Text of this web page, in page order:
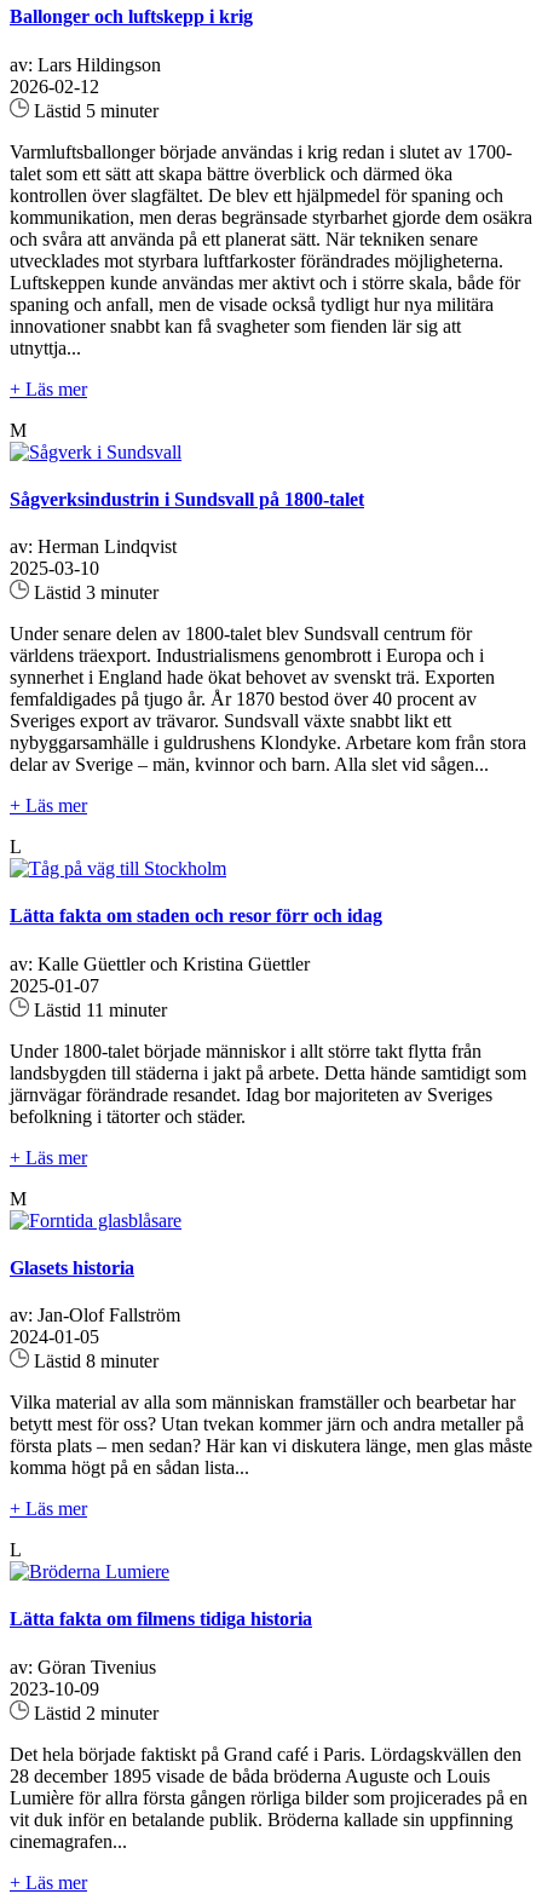
Ballonger och luftskepp i krig
av: Lars Hildingson
2026-02-12
Lästid 5 minuter
Varmluftsballonger började användas i krig redan i slutet av 1700-
talet som ett sätt att skapa bättre överblick och därmed öka
kontrollen över slagfältet. De blev ett hjälpmedel för spaning och
kommunikation, men deras begränsade styrbarhet gjorde dem osäkra
och svåra att använda på ett planerat sätt. När tekniken senare
utvecklades mot styrbara luftfarkoster förändrades möjligheterna.
Luftskeppen kunde användas mer aktivt och i större skala, både för
spaning och anfall, men de visade också tydligt hur nya militära
innovationer snabbt kan få svagheter som fienden lär sig att
utnyttja...
+ Läs mer
M
Sågverksindustrin i Sundsvall på 1800-talet
av: Herman Lindqvist
2025-03-10
Lästid 3 minuter
Under senare delen av 1800-talet blev Sundsvall centrum för
världens träexport. Industrialismens genombrott i Europa och i
synnerhet i England hade ökat behovet av svenskt trä. Exporten
femfaldigades på tjugo år. År 1870 bestod över 40 procent av
Sveriges export av trävaror. Sundsvall växte snabbt likt ett
nybyggarsamhälle i guldrushens Klondyke. Arbetare kom från stora
delar av Sverige – män, kvinnor och barn. Alla slet vid sågen...
+ Läs mer
L
Lätta fakta om staden och resor förr och idag
av: Kalle Güettler och Kristina Güettler
2025-01-07
Lästid 11 minuter
Under 1800-talet började människor i allt större takt flytta från
landsbygden till städerna i jakt på arbete. Detta hände samtidigt som
järnvägar förändrade resandet. Idag bor majoriteten av Sveriges
befolkning i tätorter och städer.
+ Läs mer
M
Glasets historia
av: Jan-Olof Fallström
2024-01-05
Lästid 8 minuter
Vilka material av alla som människan framställer och bearbetar har
betytt mest för oss? Utan tvekan kommer järn och andra metaller på
första plats – men sedan? Här kan vi diskutera länge, men glas måste
komma högt på en sådan lista...
+ Läs mer
L
Lätta fakta om filmens tidiga historia
av: Göran Tivenius
2023-10-09
Lästid 2 minuter
Det hela började faktiskt på Grand café i Paris. Lördagskvällen den
28 december 1895 visade de båda bröderna Auguste och Louis
Lumière för allra första gången rörliga bilder som projicerades på en
vit duk inför en betalande publik. Bröderna kallade sin uppfinning
cinemagrafen...
+ Läs mer